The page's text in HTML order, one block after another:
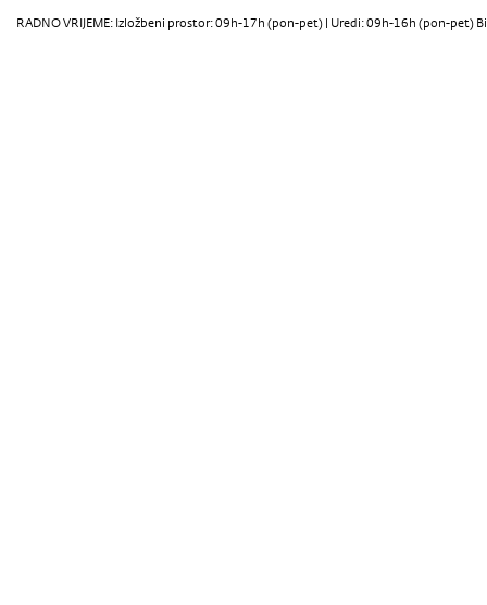
RADNO VRIJEME: Izložbeni prostor: 09h-17h (pon-pet) | Uredi: 09h-16h (pon-pet)